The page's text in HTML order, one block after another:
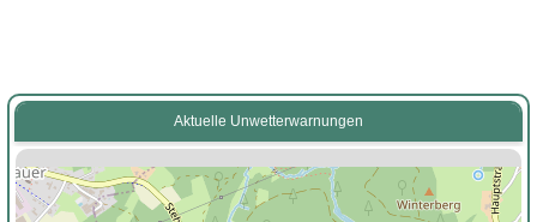
Aktuelle Unwetterwarnungen